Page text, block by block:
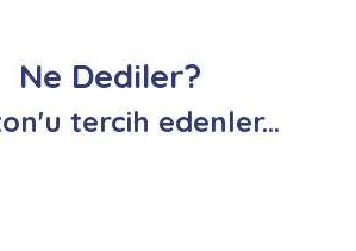
Ne Dediler?
tercih edenler...